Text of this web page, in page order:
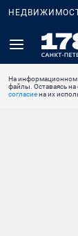
На информационном
файлы. Оставаясь на
согласиена их